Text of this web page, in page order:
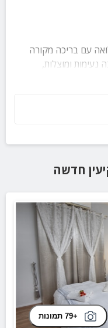
עם בריכה מקורה
נעימות ומוצלות,
חדשה
+79 תמונות